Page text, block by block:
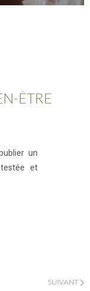
ÊTRE
un
et
SUIVANT